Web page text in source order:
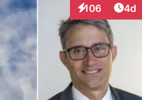
106
Interaktionen
4d